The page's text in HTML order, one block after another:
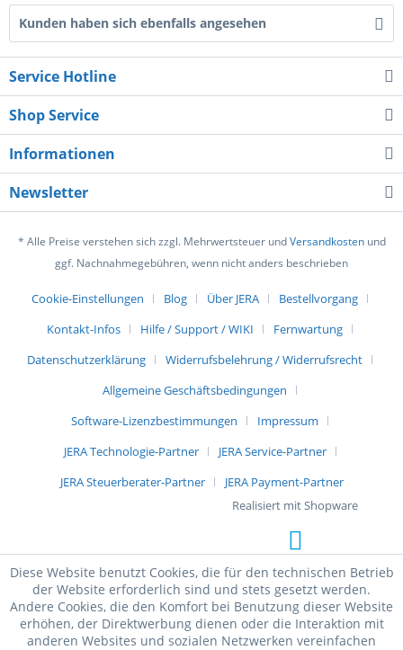
Kunden haben sich ebenfalls angesehen
Service Hotline
Shop Service
Informationen
Newsletter
* Alle Preise verstehen sich zzgl. Mehrwertsteuer undVersandkostenund
ggf. Nachnahmegebühren, wenn nicht anders beschrieben
Cookie-Einstellungen Blog Über JERA
Bestellvorgang
Kontakt-Infos
Hilfe / Support / WIKI
Fernwartung
Datenschutzerklärung
Widerrufsbelehrung / Widerrufsrecht
Allgemeine Geschäftsbedingungen
Software-Lizenzbestimmungen
Impressum
JERA Technologie-Partner
JERA Service-Partner
JERA Steuerberater-Partner
JERA Payment-Partner
Realisiert mit Shopware
Diese Website benutzt Cookies, die für den technischen Betrieb
der Website erforderlich sind und stets gesetzt werden.
Andere Cookies, die den Komfort bei Benutzung dieser Website
erhöhen, der Direktwerbung dienen oder die Interaktion mit
anderen Websites und sozialen Netzwerken vereinfachen